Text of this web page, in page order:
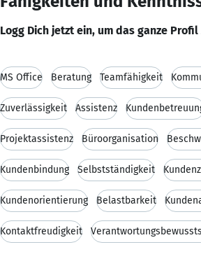
Logg Dich jetzt ein, um das ganze Profil
MS Office Beratung Teamfähigkeit
Zuverlässigkeit Assistenz
Projektassistenz Büroorganisation
Kundenbindung Selbstständigkeit
Kundenorientierung Belastbarkeit
Kontaktfreudigkeit